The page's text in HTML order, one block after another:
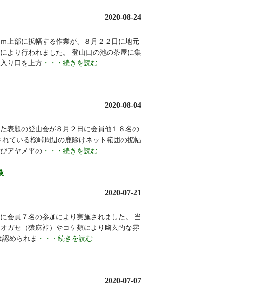
2020-08-24
上部に拡幅する作業が、８月２２日に地元
より行われました。 登山口の池の茶屋に集
り口を上方 ・・・続きを読む
2020-08-04
表題の登山会が８月２日に会員他１８名の
ている桜峠周辺の鹿除けネット範囲の拡幅
アヤメ平の ・・・続きを読む
2020-07-21
会員７名の参加により実施されました。 当
ガセ（猿麻裃）やコケ類により幽玄的な雰
められま ・・・続きを読む
2020-07-07